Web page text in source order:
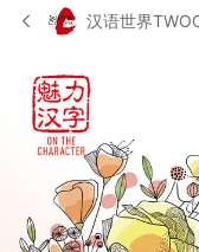
汉语世界